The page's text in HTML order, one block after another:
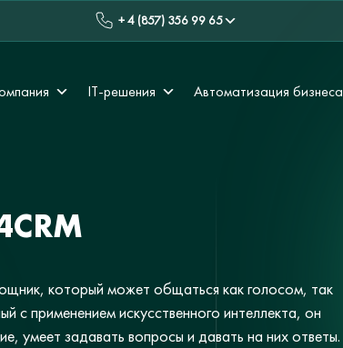
+ 4 (857) 356 99 65
IT-решения Автоматизация бизнеса
который может общаться как голосом, так
с применением искусственного интеллекта, он
умеет задавать вопросы и давать на них ответы.